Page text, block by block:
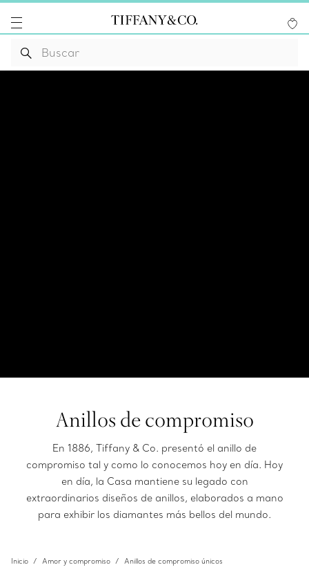
Anillos de compromiso
En 1886, Tiffany & Co. presentó el anillo de
compromiso tal y como lo conocemos hoy en día. Hoy
en día, la Casa mantiene su legado con
extraordinarios diseños de anillos, elaborados a mano
para exhibir los diamantes más bellos del mundo.
Inicio Amor y compromiso Anillos de compromiso únicos